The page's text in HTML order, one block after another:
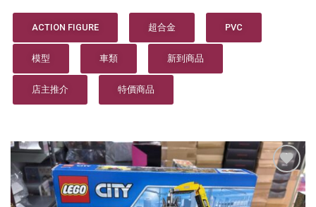
ACTION FIGURE 超合金 PVC
模型 車類 新到商品
店主推介 特價商品